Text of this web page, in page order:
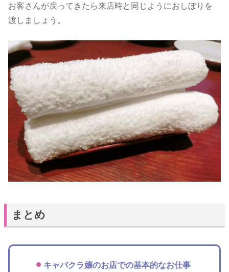
お客さんが戻ってきたら来店時と同じようにおしぼりを
渡しましょう。
まとめ
キャバクラ嬢のお店での基本的なお仕事